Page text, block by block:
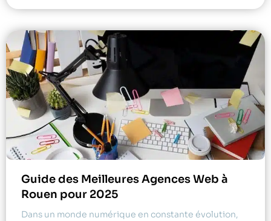
Guide des Meilleures Agences Web à
Rouen pour 2025
Dans un monde numérique en constante évolution,